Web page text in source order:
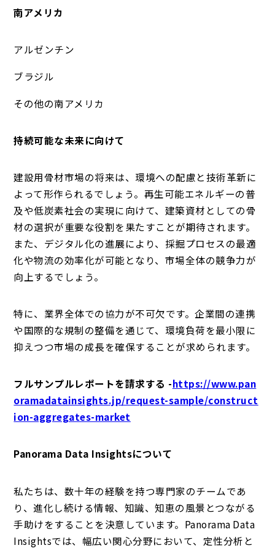
南アメリカ
アルゼンチン
ブラジル
その他の南アメリカ
持続可能な未来に向けて
建設用骨材市場の将来は、環境への配慮と技術革新に
よって形作られるでしょう。再生可能エネルギーの普
及や低炭素社会の実現に向けて、建築資材としての骨
材の選択が重要な役割を果たすことが期待されます。
また、デジタル化の進展により、採掘プロセスの最適
化や物流の効率化が可能となり、市場全体の競争力が
向上するでしょう。
特に、業界全体での協力が不可欠です。企業間の連携
や国際的な規制の整備を通じて、環境負荷を最小限に
抑えつつ市場の成長を確保することが求められます。
フルサンプルレポートを請求する -https://www.pan
oramadatainsights.jp/request-sample/construct
ion-aggregates-market
Panorama Data Insightsについて
私たちは、数十年の経験を持つ専門家のチームであ
り、進化し続ける情報、知識、知恵の風景とつながる
手助けをすることを決意しています。Panorama Data
Insightsでは、幅広い関心分野において、定性分析と